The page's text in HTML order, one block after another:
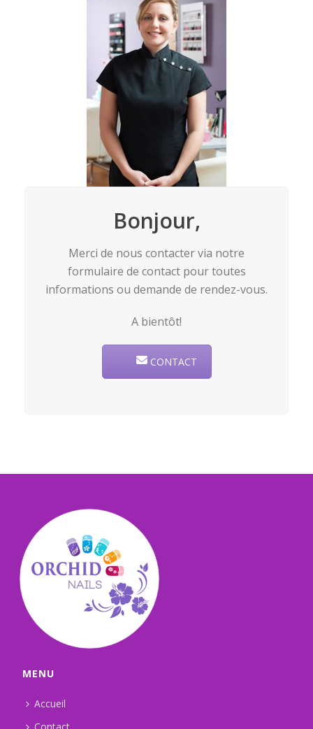
Bonjour,
Merci de nous contacter via notre
formulaire de contact pour toutes
informations ou demande de rendez-vous.
A bientôt!
CONTACT
MENU
Accueil